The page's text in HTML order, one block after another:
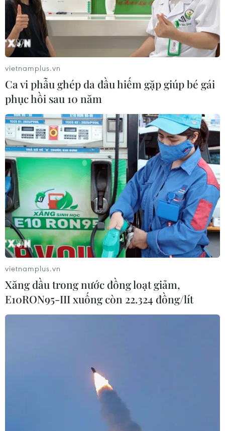
vietnamplus.vn
Ca vi phẫu ghép da đầu hiếm gặp giúp bé gái
phục hồi sau 10 năm
vietnamplus.vn
Xăng dầu trong nước đồng loạt giảm,
E10RON95-III xuống còn 22.324 đồng/lít